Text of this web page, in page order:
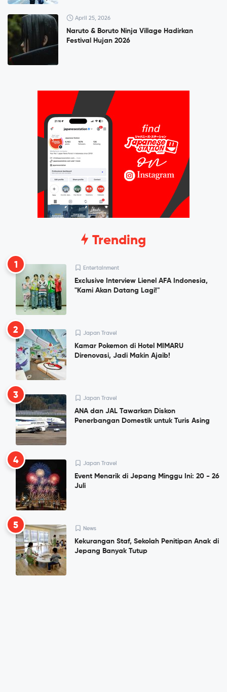
April 25, 2026
Naruto & Boruto Ninja Village Hadirkan
Festival Hujan 2026
Trending
1 Entertainment
Exclusive Interview Lienel AFA Indonesia,
"Kami Akan Datang Lagi!"
2 Japan Travel
Kamar Pokemon di Hotel MIMARU
Direnovasi, Jadi Makin Ajaib!
3 Japan Travel
ANA dan JAL Tawarkan Diskon
Penerbangan Domestik untuk Turis Asing
4 Japan Travel
Event Menarik di Jepang Minggu Ini: 20 - 26
Juli
5 News
Kekurangan Staf, Sekolah Penitipan Anak di
Jepang Banyak Tutup